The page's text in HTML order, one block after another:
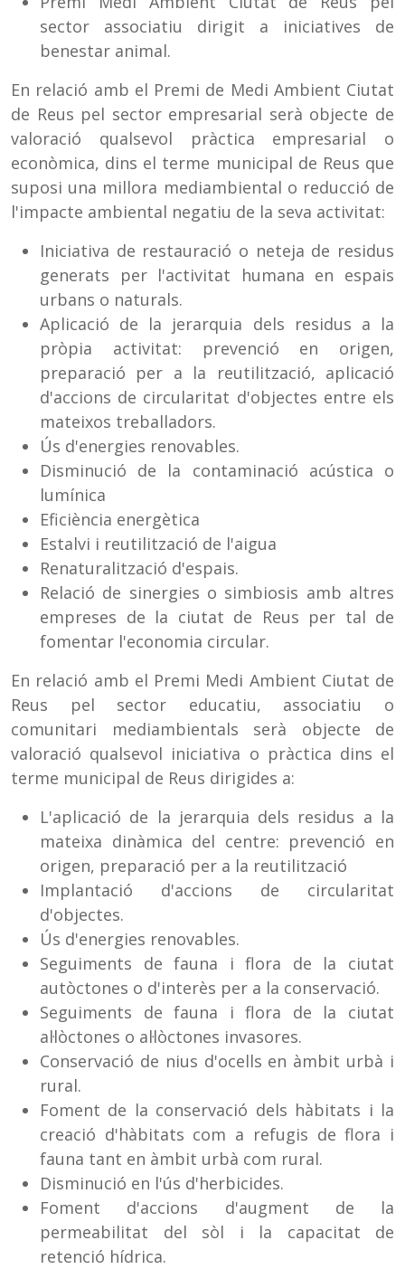
sector associatiu dirigit a iniciatives de
benestar animal.
En relació amb el Premi de Medi Ambient Ciutat
de Reus pel sector empresarial serà objecte de
valoració qualsevol pràctica empresarial o
econòmica, dins el terme municipal de Reus que
suposi una millora mediambiental o reducció de
l'impacte ambiental negatiu de la seva activitat:
Iniciativa de restauració o neteja de residus
generats per l'activitat humana en espais
urbans o naturals.
Aplicació de la jerarquia dels residus a la
pròpia activitat: prevenció en origen,
preparació per a la reutilització, aplicació
d'accions de circularitat d'objectes entre els
mateixos treballadors.
Ús d'energies renovables.
Disminució de la contaminació acústica o
lumínica
Eficiència energètica
Estalvi i reutilització de l'aigua
Renaturalització d'espais.
Relació de sinergies o simbiosis amb altres
empreses de la ciutat de Reus per tal de
fomentar l'economia circular.
En relació amb el Premi Medi Ambient Ciutat de
Reus pel sector educatiu, associatiu o
comunitari mediambientals serà objecte de
valoració qualsevol iniciativa o pràctica dins el
terme municipal de Reus dirigides a:
L'aplicació de la jerarquia dels residus a la
mateixa dinàmica del centre: prevenció en
origen, preparació per a la reutilització
Implantació d'accions de circularitat
d'objectes.
Ús d'energies renovables.
Seguiments de fauna i flora de la ciutat
autòctones o d'interès per a la conservació.
Seguiments de fauna i flora de la ciutat
al·lòctones o al·lòctones invasores.
Conservació de nius d'ocells en àmbit urbà i
rural.
Foment de la conservació dels hàbitats i la
creació d'hàbitats com a refugis de flora i
fauna tant en àmbit urbà com rural.
Disminució en l'ús d'herbicides.
Foment d'accions d'augment de la
permeabilitat del sòl i la capacitat de
retenció hídrica.